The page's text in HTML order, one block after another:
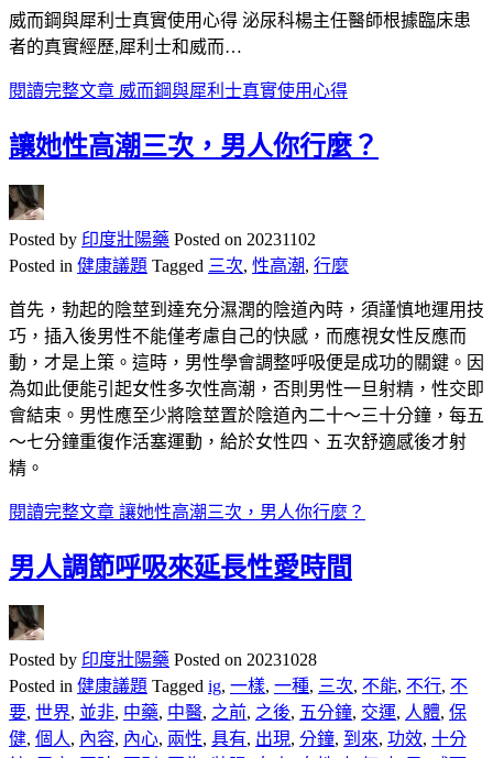
威而鋼與犀利士真實使用心得 泌尿科楊主任醫師根據臨床患
者的真實經歷,犀利士和威而…
閱讀完整文章 威而鋼與犀利士真實使用心得
讓她性高潮三次，男人你行麼？
Posted by 印度壯陽藥 Posted on 20231102
Posted in 健康議題 Tagged 三次, 性高潮, 行麼
首先，勃起的陰莖到達充分濕潤的陰道內時，須謹慎地運用技
巧，插入後男性不能僅考慮自己的快感，而應視女性反應而
動，才是上策。這時，男性學會調整呼吸便是成功的關鍵。因
為如此便能引起女性多次性高潮，否則男性一旦射精，性交即
會結束。男性應至少將陰莖置於陰道內二十～三十分鐘，每五
～七分鐘重復作活塞運動，給於女性四、五次舒適感後才射
精。
閱讀完整文章 讓她性高潮三次，男人你行麼？
男人調節呼吸來延長性愛時間
Posted by 印度壯陽藥 Posted on 20231028
Posted in 健康議題 Tagged ig, 一樣, 一種, 三次, 不能, 不行, 不
要, 世界, 並非, 中藥, 中醫, 之前, 之後, 五分鐘, 交運, 人體, 保
健, 個人, 內容, 內心, 兩性, 具有, 出現, 分鐘, 到來, 功效, 十分